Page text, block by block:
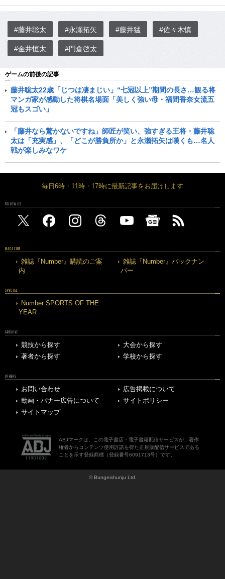
#藤井聡太 #永瀬拓矢 #藤井猛 #佐々木慎
#金井恒太 #門倉啓太
ゲームの前後の記事
藤井聡太22歳「じつは凄まじい」“七冠以上”期間の長さ…観る将
マンガ家が感動した将棋名場面「美しく強い母・福間香奈女流五
冠もスゴい」
「藤井なら驚かないですね」師匠が笑い、強すぎる王将・藤井聡
太は「充実感」、「どこが勝負所か」と永瀬拓矢は嘆くも…名人
戦が楽しみなワケ
毎日6時・11時・17時に最新記事をお届けします
FOLLOW US
MAGAZINE
雑誌『Number』購読のご案
内
雑誌『Number』バックナン
バー
SPECIAL
Number SPORTS OF THE
YEAR
ARCHIVE
競技から探す
大会から探す
著者から探す
学校から探す
OTHERS
お問い合わせ
広告掲載について
動画・バナー広告について
サイトポリシー
サイトマップ
ABJマークは、この電子書店・電子書籍配信サービスが、著作
権者からコンテンツ使用許諾を得た正規版配信サービスである
ことを示す登録商標（登録番号6091713号）です。
© Bungeishunju Ltd.